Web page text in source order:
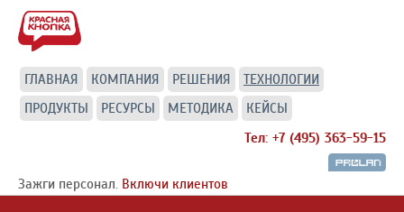
ГЛАВНАЯ КОМПАНИЯ РЕШЕНИЯ
ТЕХНОЛОГИИ
ПРОДУКТЫ
РЕСУРСЫ МЕТОДИКА
КЕЙСЫ
Тел: +7 (495) 363-59-15
Зажги персонал. Включи клиентов